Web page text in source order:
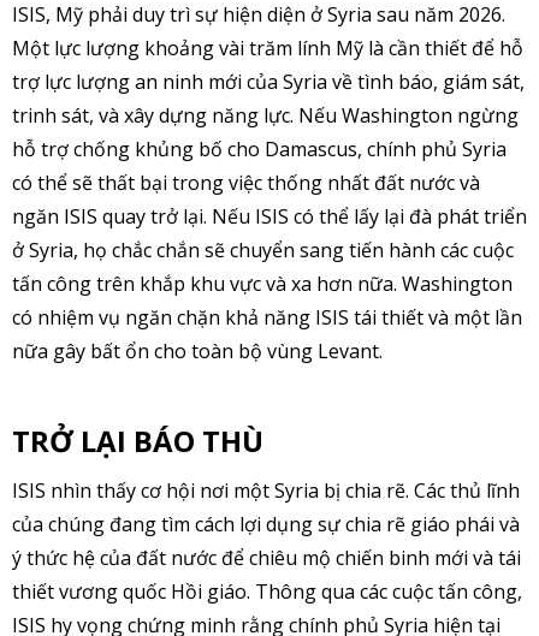
ISIS, Mỹ phải duy trì sự hiện diện ở Syria sau năm 2026.
Một lực lượng khoảng vài trăm lính Mỹ là cần thiết để hỗ
trợ lực lượng an ninh mới của Syria về tình báo, giám sát,
trinh sát, và xây dựng năng lực. Nếu Washington ngừng
hỗ trợ chống khủng bố cho Damascus, chính phủ Syria
có thể sẽ thất bại trong việc thống nhất đất nước và
ngăn ISIS quay trở lại. Nếu ISIS có thể lấy lại đà phát triển
ở Syria, họ chắc chắn sẽ chuyển sang tiến hành các cuộc
tấn công trên khắp khu vực và xa hơn nữa. Washington
có nhiệm vụ ngăn chặn khả năng ISIS tái thiết và một lần
nữa gây bất ổn cho toàn bộ vùng Levant.
TRỞ LẠI BÁO THÙ
ISIS nhìn thấy cơ hội nơi một Syria bị chia rẽ. Các thủ lĩnh
của chúng đang tìm cách lợi dụng sự chia rẽ giáo phái và
ý thức hệ của đất nước để chiêu mộ chiến binh mới và tái
thiết vương quốc Hồi giáo. Thông qua các cuộc tấn công,
ISIS hy vọng chứng minh rằng chính phủ Syria hiện tại